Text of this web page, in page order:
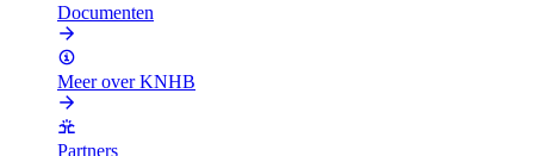
Documenten
Meer over KNHB
Partners